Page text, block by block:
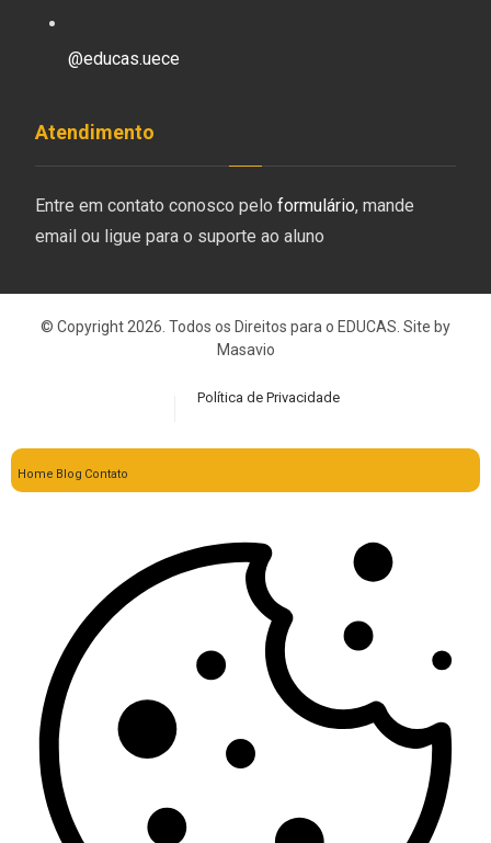
@educas.uece
Atendimento
Entre em contato conosco peloformulário, mande
email ou ligue para o suporte ao aluno
© Copyright 2026. Todos os Direitos para o EDUCAS. Site by
Masavio
Política de Privacidade
Home Blog Contato